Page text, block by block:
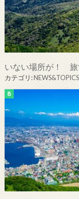
いない場所が！ 旅
カテゴリ:NEWS&TOPICS